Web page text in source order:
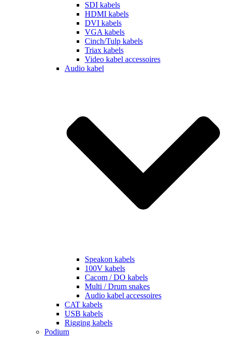
SDI kabels
HDMI kabels
DVI kabels
VGA kabels
Cinch/Tulp kabels
Triax kabels
Video kabel accessoires
Audio kabel
Speakon kabels
100V kabels
Cacom / DO kabels
Multi / Drum snakes
Audio kabel accessoires
CAT kabels
USB kabels
Rigging kabels
Podium